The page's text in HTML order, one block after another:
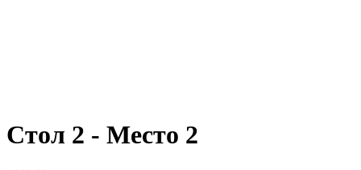
Стол 2 - Место 2